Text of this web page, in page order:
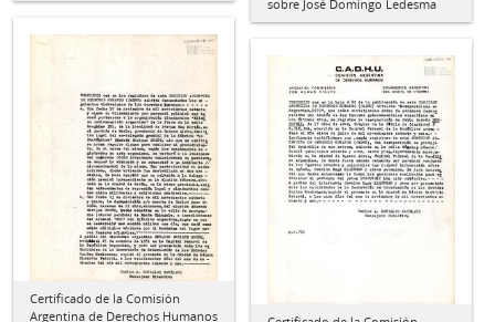
sobre José Domingo Ledesma
Certificado de la Comisión
Argentina de Derechos Humanos